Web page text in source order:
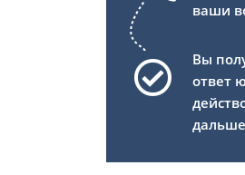
ваши
Вы
ответ
дальше